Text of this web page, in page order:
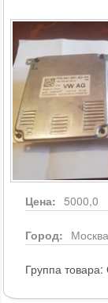
Цена: 5000,0
Город: Москва
Группа товара: